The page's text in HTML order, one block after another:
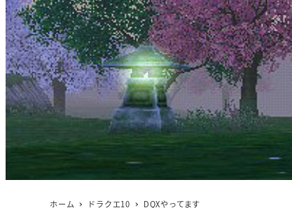
ホーム ドラクエ10 DQXやってます